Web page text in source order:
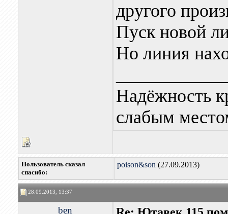
другого
Пуск новой
Но линия
Надёжность
слабым
Пользователь сказал
cпасибо:
poison&son (27.09.2013)
28.09.2013, 13:37
ben